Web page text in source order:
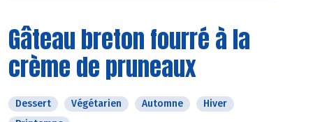
Gâteau breton fourré à la
crème de pruneaux
Dessert Végétarien Automne
Hiver